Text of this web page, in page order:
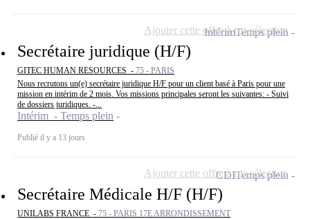
Secrétaire juridique (H/F)
GITEC HUMAN RESOURCES - 75 - PARIS
Nous recrutons un(e) secrétaire juridique H/F pour un client basé à Paris pour une
mission en intérim de 2 mois. Vos missions principales seront les suivantes: - Suivi
de dossiers juridiques. -...
Intérim - Temps plein
Publié il y a 13 jours
IntérimTemps plein
Ajouter cette offre à ma sélection
Secrétaire Médicale H/F (H/F)
UNILABS FRANCE - 75 - PARIS 17E ARRONDISSEMENT
CDITemps plein
Ajouter cette offre à ma sélection